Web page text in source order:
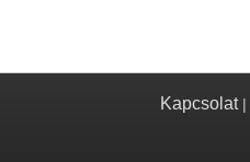
Kapcsolat |